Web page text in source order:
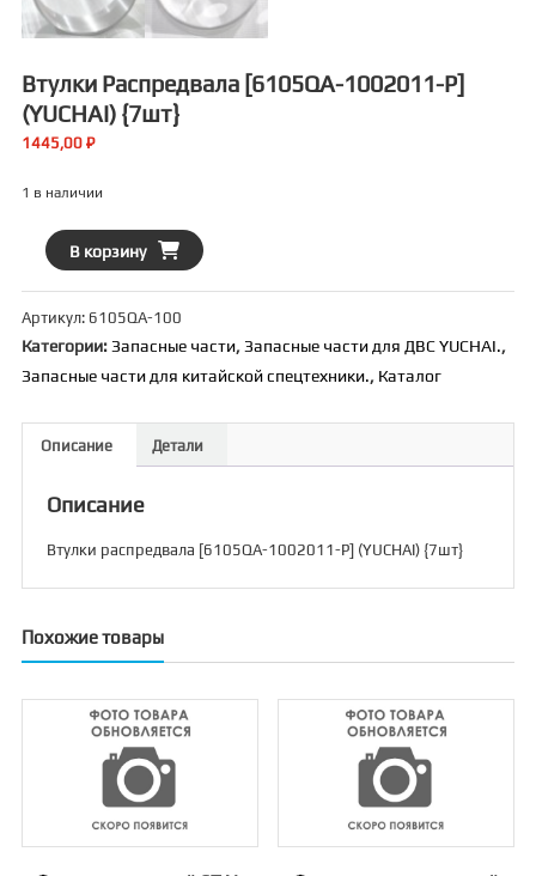
Втулки Распредвала [6105QA-1002011-P]
(YUCHAI) {7шт}
1445,00 ₽
1 в наличии
Количество
товара
Втулки
распредвала
[6105QA-
1002011-
(YUCHAI)
В корзину
Артикул: 6105QA-100
Категории:Запасные части,Запасные части для ДВС YUCHAI.,
Запасные части для китайской спецтехники., Каталог
Описание Детали
Описание
Втулки распредвала [6105QA-1002011-P] (YUCHAI) {7шт}
Похожие товары